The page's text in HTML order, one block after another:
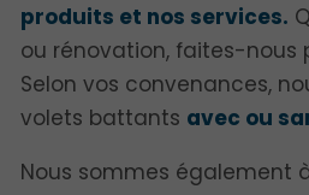
produits et nos services.
ou rénovation, faites-nous
Selon vos convenances,
volets battants avec ou
Nous sommes également